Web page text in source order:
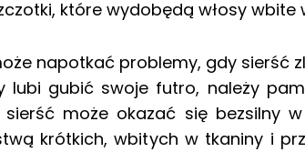
które wydobędą włosy wbite
napotkać problemy, gdy sierść
gubić swoje futro, należy
może okazać się bezsilny
krótkich, wbitych w tkaniny i